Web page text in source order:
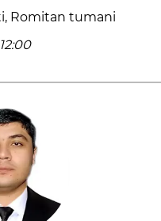
Romitan tumani